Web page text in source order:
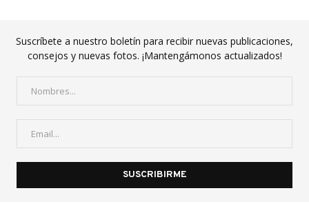
Suscríbete a nuestro boletín para recibir nuevas publicaciones,
consejos y nuevas fotos. ¡Mantengámonos actualizados!